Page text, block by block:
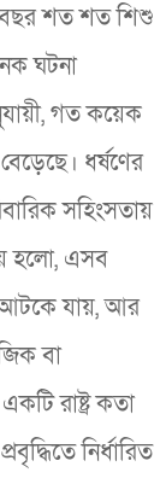
বছর শত শত শিশু
ঘটনা
গত কয়েক
ধর্ষণের
সহিংসতায়
হলো, এসব
আটকে যায়, আর
বা
রাষ্ট্র কতা
নির্ধারিত